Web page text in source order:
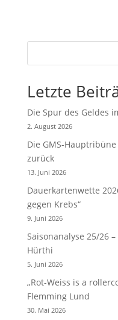
Letzte
Die Spur des Geldes
2. August 2026
Die GMS-
zurück
13. Juni 2026
Dauerkartenwette
gegen Krebs“
9. Juni 2026
Saisonanalyse 25/26
Hürthi
5. Juni 2026
„Rot-Weiss is a
Flemming Lund
30. Mai 2026